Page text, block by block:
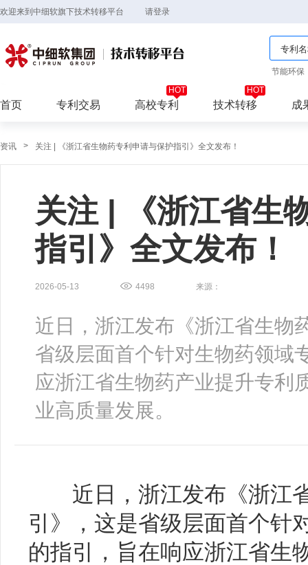
欢迎来到中细软旗下技术转移平台 请登录
节能环保
首页 专利交易 高校专利 技术转移 成
资讯 > 关注 | 《浙江省生物药专利申请与保护指引》全文发布！
关注 | 《浙江省生
指引》全文发布！
2026-05-13 4498 来源：
近日，浙江发布《浙江省生物
省级层面首个针对生物药领域
应浙江省生物药产业提升专利
业高质量发展。
近日，浙江发布《浙江
引》，这是省级层面首个针
的指引，旨在响应浙江省生